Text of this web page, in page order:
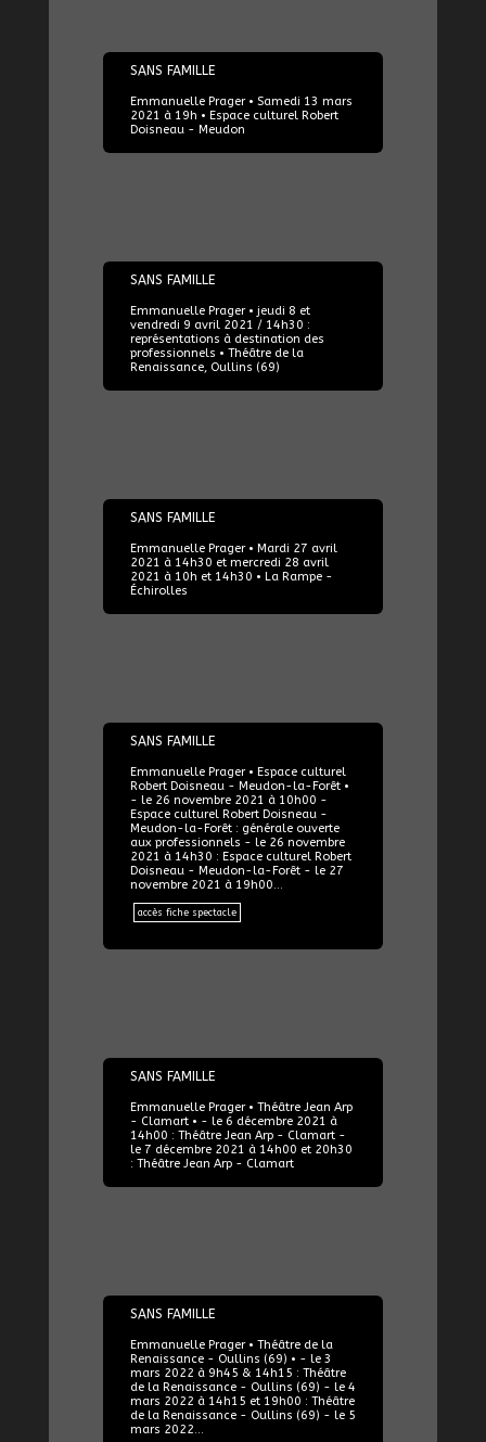
13/03/2021
SANS FAMILLE
Emmanuelle Prager • Samedi 13 mars
2021 à 19h • Espace culturel Robert
Doisneau - Meudon
08/04/2021
SANS FAMILLE
Emmanuelle Prager • jeudi 8 et
vendredi 9 avril 2021 / 14h30 :
représentations à destination des
professionnels • Théâtre de la
Renaissance, Oullins (69)
27/04/2021
SANS FAMILLE
Emmanuelle Prager • Mardi 27 avril
2021 à 14h30 et mercredi 28 avril
2021 à 10h et 14h30 • La Rampe -
Échirolles
26/11/2021
SANS FAMILLE
Emmanuelle Prager • Espace culturel
Robert Doisneau - Meudon-la-Forêt •
- le 26 novembre 2021 à 10h00 -
Espace culturel Robert Doisneau -
Meudon-la-Forêt : générale ouverte
aux professionnels - le 26 novembre
2021 à 14h30 : Espace culturel Robert
Doisneau - Meudon-la-Forêt - le 27
novembre 2021 à 19h00…
accès fiche spectacle
06/12/2021
SANS FAMILLE
Emmanuelle Prager • Théâtre Jean Arp
- Clamart • - le 6 décembre 2021 à
14h00 : Théâtre Jean Arp - Clamart -
le 7 décembre 2021 à 14h00 et 20h30
: Théâtre Jean Arp - Clamart
03/03/2022
SANS FAMILLE
Emmanuelle Prager • Théâtre de la
Renaissance - Oullins (69) • - le 3
mars 2022 à 9h45 & 14h15 : Théâtre
de la Renaissance - Oullins (69) - le 4
mars 2022 à 14h15 et 19h00 : Théâtre
de la Renaissance - Oullins (69) - le 5
mars 2022…